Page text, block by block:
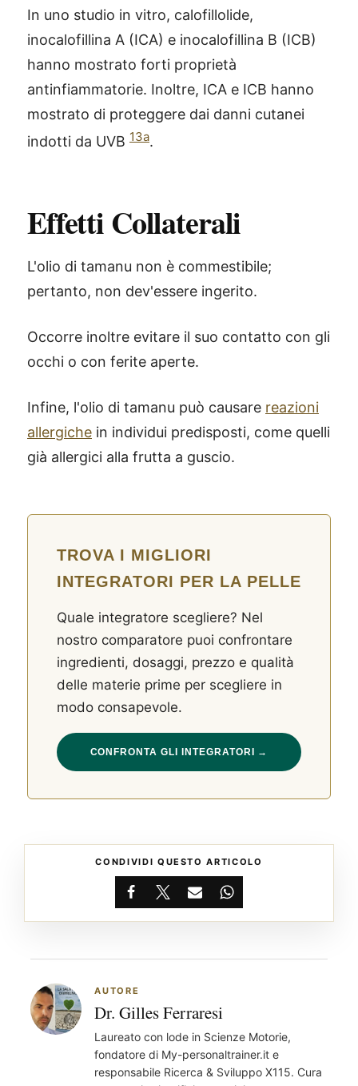
In uno studio in vitro, calofillolide,
inocalofillina A (ICA) e inocalofillina B (ICB)
hanno mostrato forti proprietà
antinfiammatorie. Inoltre, ICA e ICB hanno
mostrato di proteggere dai danni cutanei
indotti da UVB 13a.
Effetti Collaterali
L'olio di tamanu non è commestibile;
pertanto, non dev'essere ingerito.
Occorre inoltre evitare il suo contatto con gli
occhi o con ferite aperte.
Infine, l'olio di tamanu può causare reazioni
allergiche in individui predisposti, come quelli
già allergici alla frutta a guscio.
TROVA I MIGLIORI
INTEGRATORI PER LA PELLE
Quale integratore scegliere? Nel
nostro comparatore puoi confrontare
ingredienti, dosaggi, prezzo e qualità
delle materie prime per scegliere in
modo consapevole.
CONFRONTA GLI INTEGRATORI →
CONDIVIDI QUESTO ARTICOLO
Facebook
X EmailWhatsApp
AUTORE
Dr. Gilles Ferraresi
Laureato con lode in Scienze Motorie,
fondatore di My-personaltrainer.it e
responsabile Ricerca & Sviluppo X115. Cura